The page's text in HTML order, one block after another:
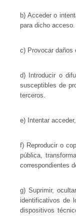
b) Acceder o
para dicho acceso.
c) Provocar daños
d) Introducir o
susceptibles de
terceros.
e) Intentar
f) Reproducir o
pública,
correspondientes
g) Suprimir,
identificativos de
dispositivos